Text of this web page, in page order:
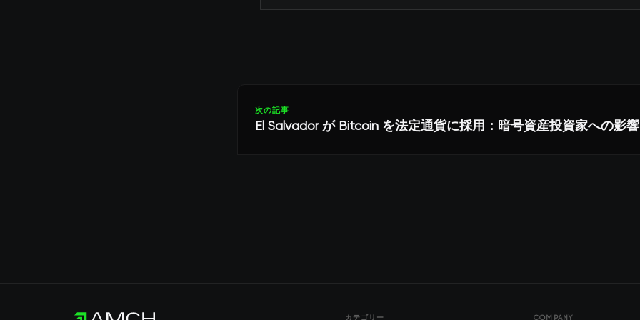
次の記事
El Salvador が Bitcoin を法定通貨に採用：暗号資産投資家への影響
カテゴリー COMPANY